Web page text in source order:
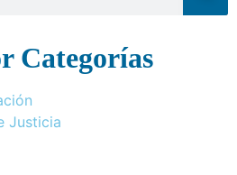
Categorías
Justicia